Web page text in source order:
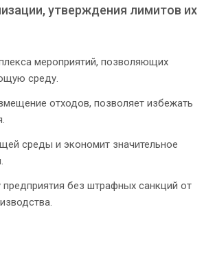
утверждения лимитов их
мероприятий, позволяющих
среду.
отходов, позволяет избежать
среды и экономит значительное
без штрафных санкций от